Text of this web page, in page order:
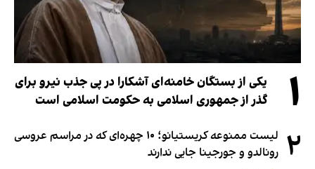
۱
یکی از بستگان خامنه‌ای آشکارا در پی جذب نیرو برای
گذر از جمهوری اسلامی به حکومت اسلامی است
۲
لیست ممنوعه کریستیانو؛ ۱۰ چهره‌ای که در مراسم عروسی
رونالدو و جورجینا جایی ندارند